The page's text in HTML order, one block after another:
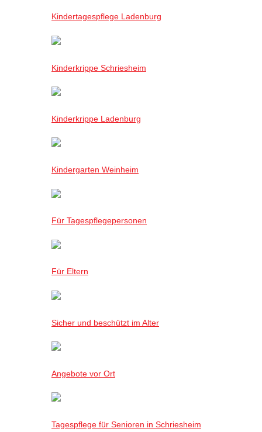
Kindertagespflege Ladenburg
Kinderkrippe Schriesheim
Kinderkrippe Ladenburg
Kindergarten Weinheim
Für Tagespflegepersonen
Für Eltern
Sicher und beschützt im Alter
Angebote vor Ort
Tagespflege für Senioren in Schriesheim